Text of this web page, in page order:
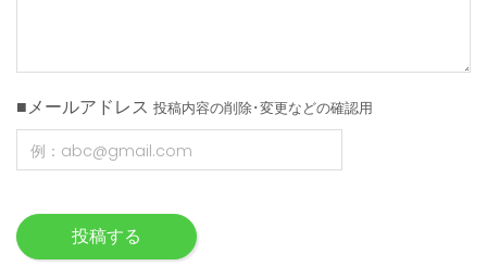
■メールアドレス 投稿内容の削除･変更などの確認用
投稿する